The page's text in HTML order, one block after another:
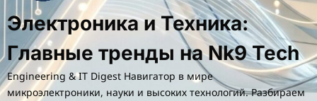
Электроника и Техника:
Главные тренды на Nk9 Tech
Engineering & IT Digest Навигатор в мире
микроэлектроники, науки и высоких технологий. Разбираем